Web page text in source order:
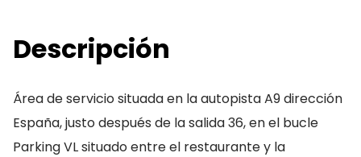
Descripción
Área de servicio situada en la autopista A9 dirección
España, justo después de la salida 36, en el bucle
Parking VL situado entre el restaurante y la